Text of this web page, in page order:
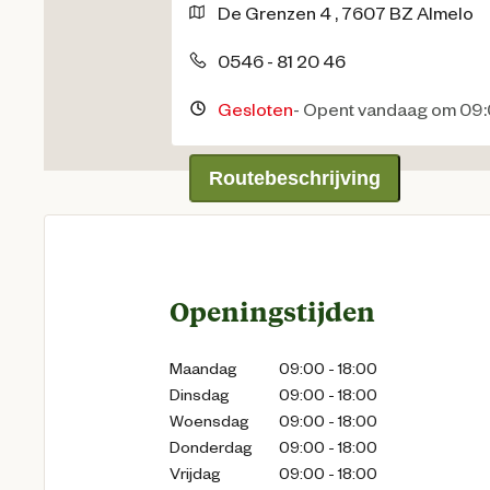
De Grenzen 4 7607 BZ Almelo
0546 - 81 20 46
Gesloten- Opent vandaag om
Routebeschrijving
Openingstijden
Maandag
09:00 - 18:00
Dinsdag
09:00 - 18:00
Woensdag
09:00 - 18:00
Donderdag
09:00 - 18:00
Vrijdag
09:00 - 18:00